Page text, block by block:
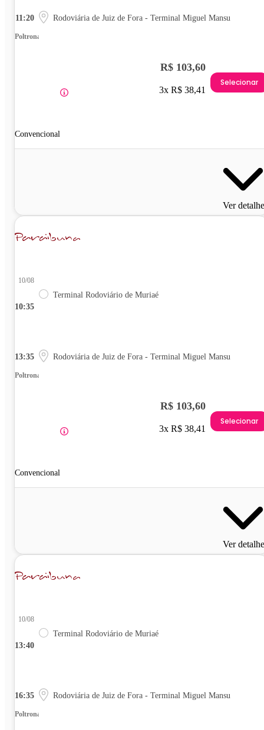
11:20 Rodoviária de Juiz de Fora - Terminal Miguel Mansu
Poltrona
Convencional
R$ 103,60
3x R$ 38,41
Selecionar
Ver
10:35
10/08
Terminal Rodoviário de Muriaé
13:35 Rodoviária de Juiz de Fora - Terminal Miguel Mansu
Poltrona
Convencional
R$ 103,60
3x R$ 38,41
Selecionar
Ver
13:40
10/08
Terminal Rodoviário de Muriaé
16:35 Rodoviária de Juiz de Fora - Terminal Miguel Mansu
Poltrona